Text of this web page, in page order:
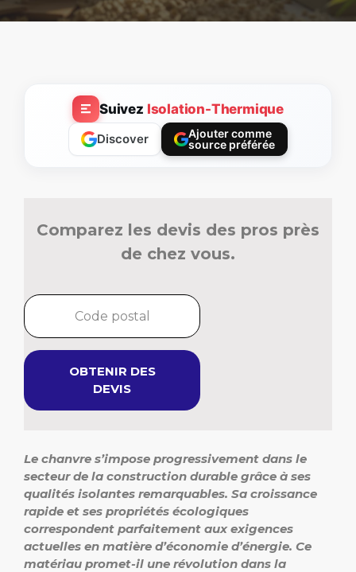
Suivez Isolation-Thermique
Discover
Ajouter comme
source préférée
Comparez les devis des pros près
de chez vous.
OBTENIR DES
DEVIS
Le chanvre s’impose progressivement dans le
secteur de la construction durable grâce à ses
qualités isolantes remarquables. Sa croissance
rapide et ses propriétés écologiques
correspondent parfaitement aux exigences
actuelles en matière d’économie d’énergie. Ce
matériau promet-il une révolution dans la